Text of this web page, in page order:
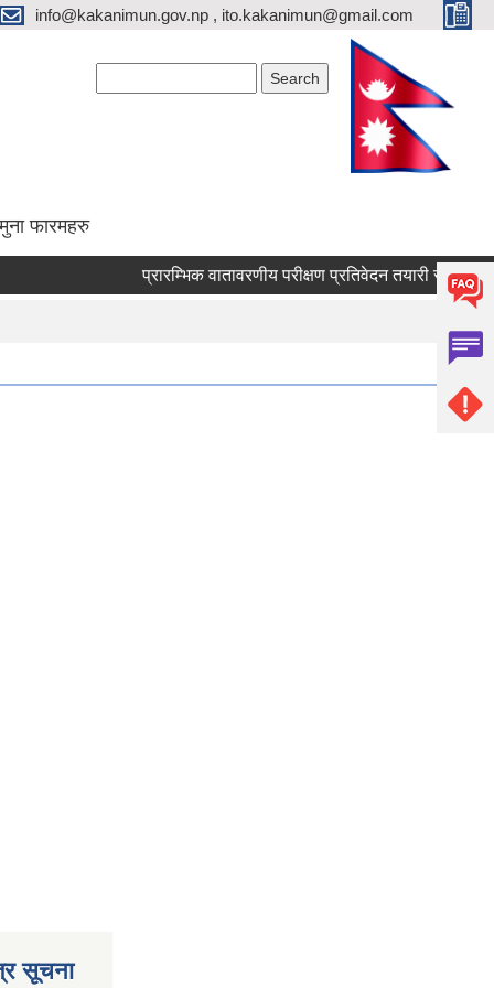
info@kakanimun.gov.np , ito.kakanimun@gmail.com
फारमहरु
प्रारम्भिक वातावरणीय परीक्षण प्रतिवेदन तयारी सम्बन्धी
सूचना